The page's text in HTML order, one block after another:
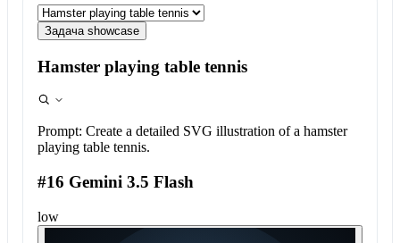
Задача showcase
Hamster playing table tennis
Prompt: Create a detailed SVG illustration of a hamster
playing table tennis.
#16 Gemini 3.5 Flash
low